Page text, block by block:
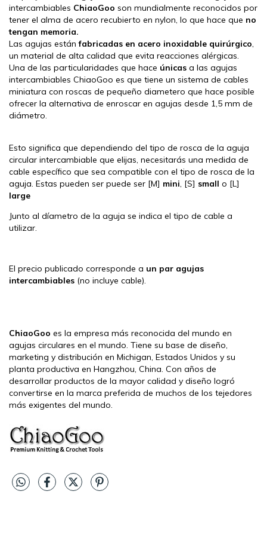
intercambiables ChiaoGoo son mundialmente reconocidos por
tener el alma de acero recubierto en nylon, lo que hace que no
tengan memoria.
Las agujas estánfabricadas en acero inoxidable quirúrgico,
un material de alta calidad que evita reacciones alérgicas.
Una de las particularidades que hace únicas a las agujas
intercambiables ChiaoGoo es que tiene un sistema de cables
miniatura con roscas de pequeño diametero que hace posible
ofrecer la alternativa de enroscar en agujas desde 1,5 mm de
diámetro.
Esto significa que dependiendo del tipo de rosca de la aguja
circular intercambiable que elijas, necesitarás una medida de
cable específico que sea compatible con el tipo de rosca de la
aguja. Estas pueden ser puede ser [M] mini, [S] small o [L]
large
Junto al díametro de la aguja se indica el tipo de cable a
utilizar.
El precio publicado corresponde a un par agujas
intercambiables (no incluye cable).
ChiaoGoo es la empresa más reconocida del mundo en
agujas circulares en el mundo. Tiene su base de diseño,
marketing y distribución en Michigan, Estados Unidos y su
planta productiva en Hangzhou, China. Con años de
desarrollar productos de la mayor calidad y diseño logró
convertirse en la marca preferida de muchos de los tejedores
más exigentes del mundo.